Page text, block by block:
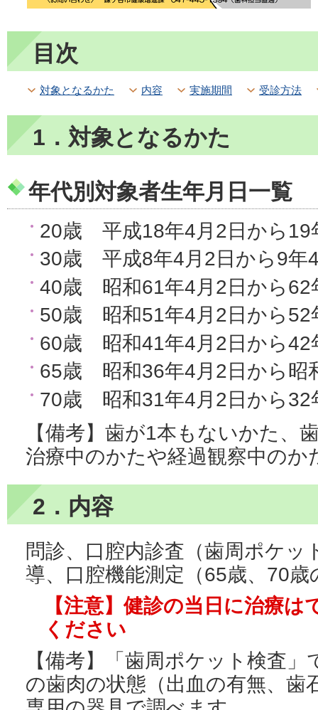
目次
対象となるかた 内容 実施期間 受診方法
1．対象となるかた
年代別対象者生年月日一覧
20歳 平成18年4月2日から19
30歳 平成8年4月2日から9年
40歳 昭和61年4月2日から62
50歳 昭和51年4月2日から52
60歳 昭和41年4月2日から42
65歳 昭和36年4月2日から昭
70歳 昭和31年4月2日から32
【備考】歯が1本もないかた、
治療中のかたや経過観察中のか
2．内容
問診、口腔内診査（歯周ポケッ
導、口腔機能測定（65歳、70
【注意】健診の当日に治療
ください
【備考】「歯周ポケット検査
の歯肉の状態（出血の有無、歯